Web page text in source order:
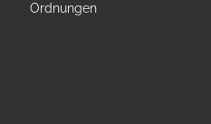
Ordnungen